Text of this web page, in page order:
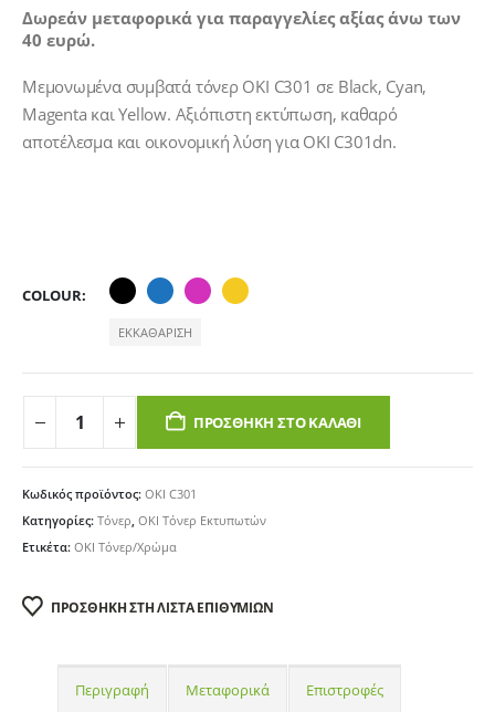
Δωρεάν μεταφορικά για παραγγελίες αξίας άνω των
40 ευρώ.
Μεμονωμένα συμβατά τόνερ OKI C301 σε Black, Cyan,
Magenta και Yellow. Αξιόπιστη εκτύπωση, καθαρό
αποτέλεσμα και οικονομική λύση για OKI C301dn.
COLOUR
ΕΚΚΑΘΆΡΙΣΗ
ΠΡΟΣΘΉΚΗ ΣΤΟ ΚΑΛΆΘΙ
Κωδικός προϊόντος: OKI C301
Κατηγορίες: Τόνερ OKI Τόνερ Εκτυπωτών
Ετικέτα: OKI Τόνερ/Χρώμα
ΠΡΟΣΘΉΚΗ ΣΤΗ ΛΊΣΤΑ ΕΠΙΘΥΜΙΏΝ
Περιγραφή Μεταφορικά Επιστροφές